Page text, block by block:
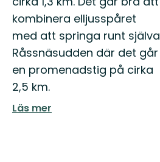
kombinera elljusspåret
med att springa runt själva
Råssnäsudden där det går
en promenadstig på cirka
2,5 km.
Läs mer